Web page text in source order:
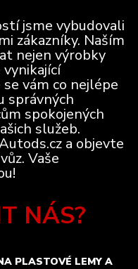
jsme vybudovali
zákazníky. Naším
nejen výrobky
vám co nejlépe
správných
spokojených
služeb.
a objevte
Vaše
NÁS?
PLASTOVÉ LEMY A